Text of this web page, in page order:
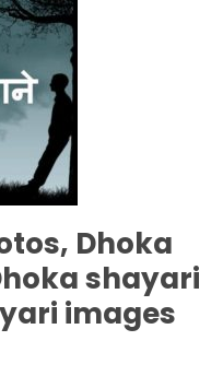
Dhoka
shayari
images